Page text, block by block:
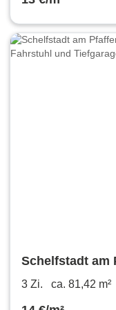
Schelfstadt am
Wohnung mit
3 Zi. ca. 81,42 m²